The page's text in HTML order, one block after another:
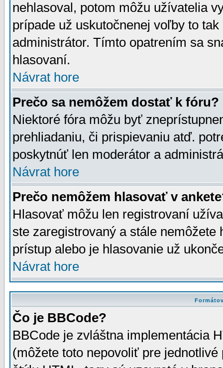
nehlasoval, potom môžu užívatelia
prípade už uskutočnenej voľby to
administrátor. Tímto opatrením sa
hlasovaní.
Návrat hore
Prečo sa nemôžem dostať k fóru?
Niektoré fóra môžu byť
prehliadaniu, či prispievaniu atď.
poskytnúť len moderátor a
Návrat hore
Prečo nemôžem hlasovať v
Hlasovať môžu len registrovaní
ste zaregistrovaný a stále
prístup alebo je hlasovanie už
Návrat hore
Čo je BBCode?
BBCode je zvláštna implementácia
(môžete toto nepovoliť pre